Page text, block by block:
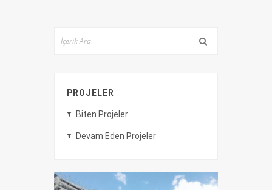
PROJELER
Biten Projeler
Devam Eden Projeler